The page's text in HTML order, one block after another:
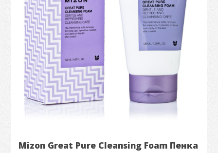
Mizon Great Pure Cleansing Foam Пенка